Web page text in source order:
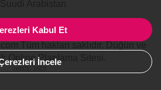
Online Planlama Sitesi.
Kabul Et
İncele